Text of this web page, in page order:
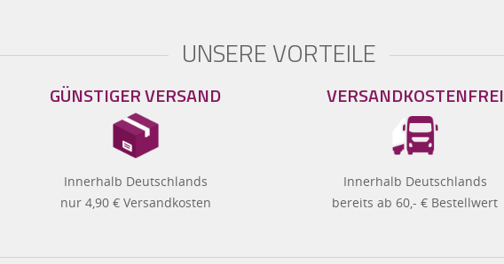
UNSERE VORTEILE
GÜNSTIGER VERSAND
Innerhalb Deutschlands
nur 4,90 € Versandkosten
VERSANDKOSTENFREI
Innerhalb Deutschlands
bereits ab 60,- € Bestellwert